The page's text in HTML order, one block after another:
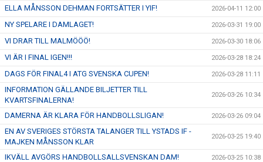
ELLA MÅNSSON DEHMAN FORTSÄTTER I YIF! 2026-04-11 12:00
NY SPELARE I DAMLAGET! 2026-03-31 19:00
VI DRAR TILL MALMÖÖÖ! 2026-03-30 18:06
VI ÄR I FINAL IGEN!!! 2026-03-28 18:24
DAGS FÖR FINAL4 I ATG SVENSKA CUPEN! 2026-03-28 11:11
INFORMATION GÄLLANDE BILJETTER TILL
KVARTSFINALERNA!
2026-03-26 10:34
DAMERNA ÄR KLARA FÖR HANDBOLLSLIGAN! 2026-03-26 09:04
EN AV SVERIGES STÖRSTA TALANGER TILL YSTADS IF -
MAJKEN MÅNSSON KLAR
2026-03-25 19:40
IKVÄLL AVGÖRS HANDBOLLSALLSVENSKAN DAM! 2026-03-25 10:38